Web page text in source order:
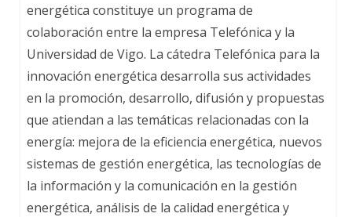
energética constituye un programa de
colaboración entre la empresa Telefónica y la
Universidad de Vigo. La cátedra Telefónica para la
innovación energética desarrolla sus actividades
en la promoción, desarrollo, difusión y propuestas
que atiendan a las temáticas relacionadas con la
energía: mejora de la eficiencia energética, nuevos
sistemas de gestión energética, las tecnologías de
la información y la comunicación en la gestión
energética, análisis de la calidad energética y